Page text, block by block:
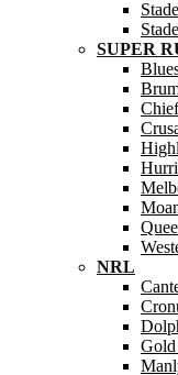
SUPER
NRL
Gold